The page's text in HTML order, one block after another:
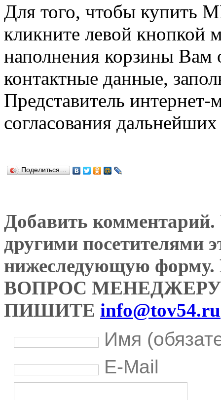
Для того, чтобы купить
кликните левой
наполнения корзины Вам
контактные данные,
Представитель
согласования
Поделиться…
Добавить комментарий.
другими посетителями
нижеследующую
ВОПРОС
ПИШИТЕ info@tov54.ru
Имя
E-Mail